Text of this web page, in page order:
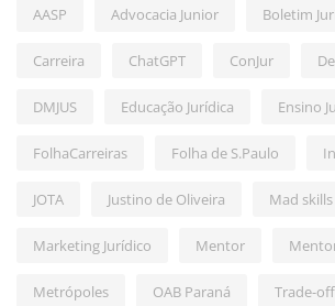
AASP Advocacia Junior Boletim
Carreira ChatGPT ConJur
DMJUS Educação Jurídica Ensino
FolhaCarreiras Folha de S.Paulo
JOTA Justino de Oliveira Mad skills
Marketing Jurídico Mentor
Metrópoles OAB Paraná Trade-off